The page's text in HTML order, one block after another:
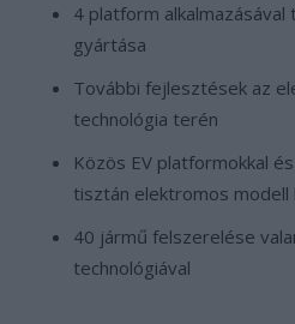
4 platform
gyártása
További fejlesztések az
technológia terén
Közös EV platformokkal
tisztán elektromos modell
40 jármű felszerelése
technológiával